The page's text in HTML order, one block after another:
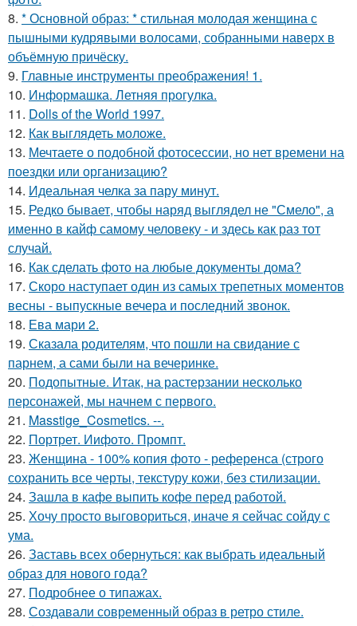
8. * Основной образ: * стильная молодая женщина с
пышными кудрявыми волосами, собранными наверх в
объёмную причёску.
9. Главные инструменты преображения! 1.
10. Информашка. Летняя прогулка.
11. Dolls of the World 1997.
12. Как выглядеть моложе.
13. Мечтаете о подобной фотосессии, но нет времени на
поездки или организацию?
14. Идеальная челка за пару минут.
15. Редко бывает, чтобы наряд выглядел не "Смело", а
именно в кайф самому человеку - и здесь как раз тот
случай.
16. Как сделать фото на любые документы дома?
17. Скоро наступает один из самых трепетных моментов
весны - выпускные вечера и последний звонок.
18. Ева мари 2.
19. Сказала родителям, что пошли на свидание с
парнем, а сами были на вечеринке.
20. Подопытные. Итак, на растерзании несколько
персонажей, мы начнем с первого.
21. Masstige_Cosmetics. --.
22. Портрет. Иифото. Промпт.
23. Женщина - 100% копия фото - референса (строго
сохранить все черты, текстуру кожи, без стилизации.
24. Зашла в кафе выпить кофе перед работой.
25. Хочу просто выговориться, иначе я сейчас сойду с
ума.
26. Заставь всех обернуться: как выбрать идеальный
образ для нового года?
27. Подробнее о типажах.
28. Создавали современный образ в ретро стиле.